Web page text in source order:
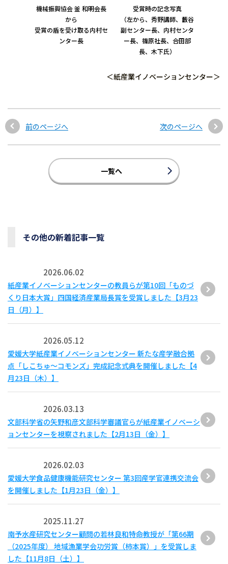
機械振興協会 釜 和明会長
から
受賞の盾を受け取る内村セ
ンター長
受賞時の記念写真
（左から、秀野講師、藪谷
副センター長、内村センタ
ー長、篠原社長、合田部
長、木下氏）
＜紙産業イノベーションセンター＞
前のページへ 次のページへ
一覧へ
その他の新着記事一覧
2026.06.02
紙産業イノベーションセンターの教員らが第10回「ものづ
くり日本大賞」四国経済産業局長賞を受賞しました【3月23
日（月）】
2026.05.12
愛媛大学紙産業イノベーションセンター 新たな産学融合拠
点「しこちゅ～コモンズ」完成記念式典を開催しました【4
月23日（木）】
2026.03.13
文部科学省の矢野和彦文部科学審議官らが紙産業イノベーシ
ョンセンターを視察されました【2月13日（金）】
2026.02.03
愛媛大学食品健康機能研究センター 第3回産学官連携交流会
を開催しました【1月23日（金）】
2025.11.27
南予水産研究センター顧問の若林良和特命教授が「第66期
（2025年度） 地域漁業学会功労賞（柿本賞）」を受賞しま
した【11月8日（土）】